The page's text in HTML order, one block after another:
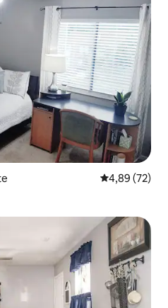
4,89 de uma
4,89 (72)